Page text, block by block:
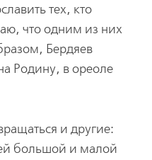
тех, кто
что одним из них
Бердяев
Родину, в ореоле
и другие:
большой и малой